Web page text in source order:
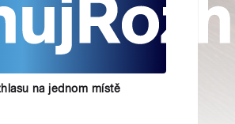
na jednom místě